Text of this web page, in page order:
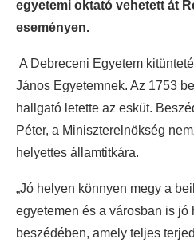
egyetemi oktató vehetett át
eseményen.
A Debreceni Egyetem
János Egyetemnek. Az 1753
hallgató letette az esküt.
Péter, a Miniszterelnökség
helyettes államtitkára.
„Jó helyen könnyen megy a
egyetemen és a városban is jó
beszédében, amely teljes